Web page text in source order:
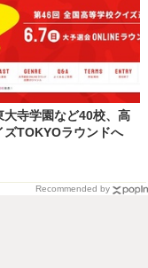
大寺学園など40校、高
ズTOKYOラウンドへ
Recommended by